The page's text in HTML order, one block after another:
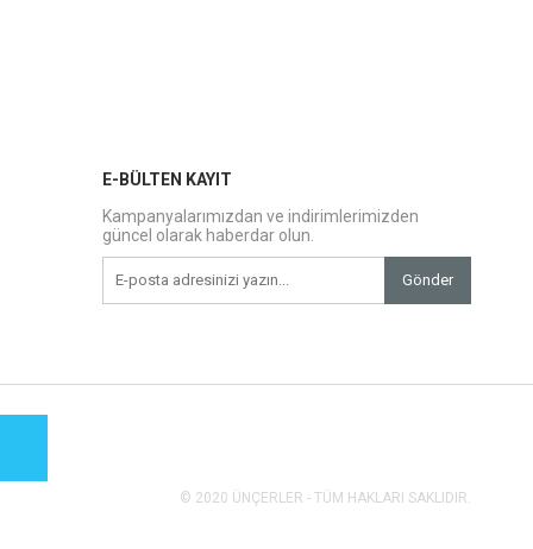
E-BÜLTEN KAYIT
Kampanyalarımızdan ve indirimlerimizden
güncel olarak haberdar olun.
Gönder
© 2020 ÜNÇERLER - TÜM HAKLARI SAKLIDIR.